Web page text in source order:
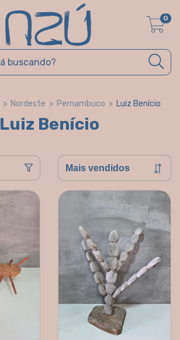
0
> Nordeste > Pernambuco > Luiz Benício
Luiz Benício